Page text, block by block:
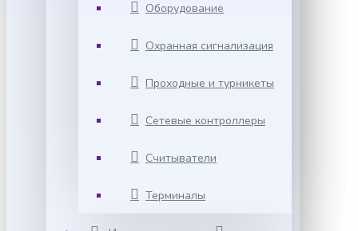
Оборудование
Охранная сигнализация
Проходные и турникеты
Сетевые контроллеры
Считыватели
Терминалы